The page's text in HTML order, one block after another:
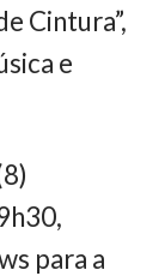
Cintura”,
e
para a